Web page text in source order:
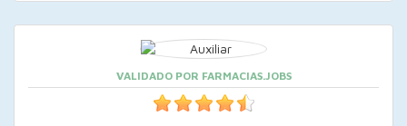
VALIDADO POR FARMACIAS.JOBS